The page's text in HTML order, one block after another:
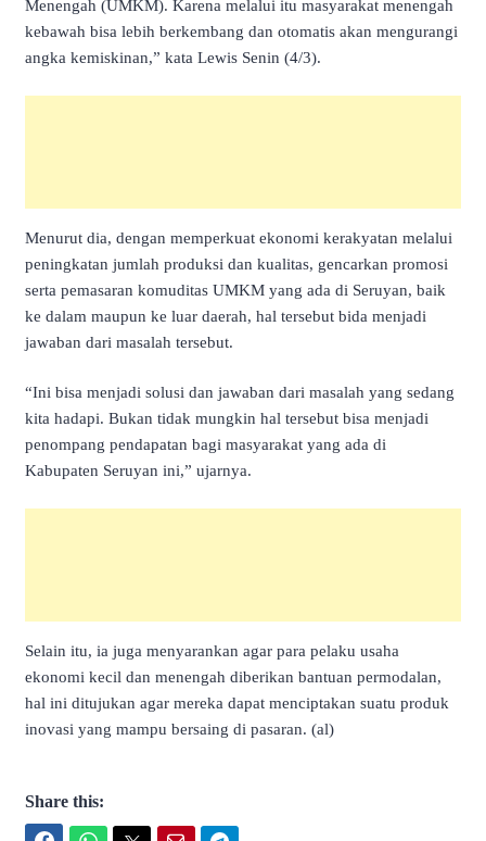
Menengah (UMKM). Karena melalui itu masyarakat menengah
kebawah bisa lebih berkembang dan otomatis akan mengurangi
angka kemiskinan,” kata Lewis Senin (4/3).
Menurut dia, dengan memperkuat ekonomi kerakyatan melalui
peningkatan jumlah produksi dan kualitas, gencarkan promosi
serta pemasaran komuditas UMKM yang ada di Seruyan, baik
ke dalam maupun ke luar daerah, hal tersebut bida menjadi
jawaban dari masalah tersebut.
“Ini bisa menjadi solusi dan jawaban dari masalah yang sedang
kita hadapi. Bukan tidak mungkin hal tersebut bisa menjadi
penompang pendapatan bagi masyarakat yang ada di
Kabupaten Seruyan ini,” ujarnya.
Selain itu, ia juga menyarankan agar para pelaku usaha
ekonomi kecil dan menengah diberikan bantuan permodalan,
hal ini ditujukan agar mereka dapat menciptakan suatu produk
inovasi yang mampu bersaing di pasaran. (al)
Share this: